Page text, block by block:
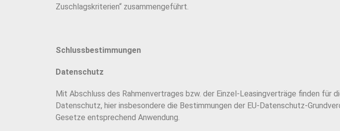
Zuschlagskriterien“ zusammengeführt.
Schlussbestimmungen
Datenschutz
Mit Abschluss des Rahmenvertrages bzw. der Einzel-Leasingverträge finden für
Datenschutz, hier insbesondere die Bestimmungen der EU-Datenschutz-
Gesetze entsprechend Anwendung.